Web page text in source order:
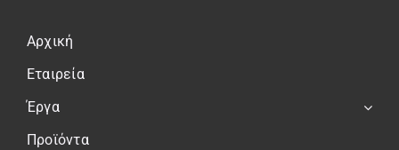
Αρχική
Εταιρεία
Έργα
Προϊόντα